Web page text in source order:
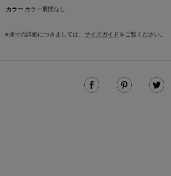
カラー カラー展開なし
※採寸の詳細につきましては、 サイズガイドをご覧ください。